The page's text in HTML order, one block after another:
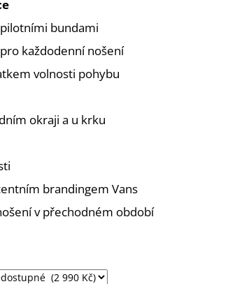
bundami
každodenní nošení
volnosti pohybu
okraji a u krku
brandingem Vans
v přechodném období